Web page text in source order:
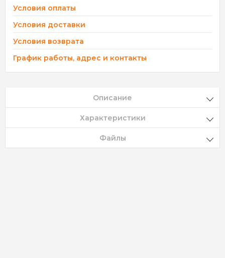
Условия оплаты
Условия доставки
Условия возврата
График работы, адрес и контакты
Описание
Характеристики
Файлы